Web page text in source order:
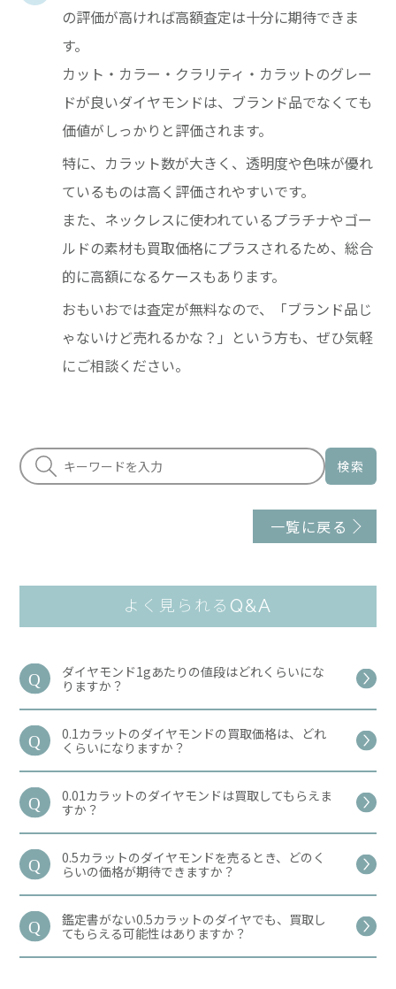
の評価が高ければ高額査定は十分に期待できま
す。
カット・カラー・クラリティ・カラットのグレー
ドが良いダイヤモンドは、ブランド品でなくても
価値がしっかりと評価されます。
特に、カラット数が大きく、透明度や色味が優れ
ているものは高く評価されやすいです。
また、ネックレスに使われているプラチナやゴー
ルドの素材も買取価格にプラスされるため、総合
的に高額になるケースもあります。
おもいおでは査定が無料なので、「ブランド品じ
ゃないけど売れるかな？」という方も、ぜひ気軽
にご相談ください。
検索
一覧に戻る
よく見られる Q&A
ダイヤモンド1gあたりの値段はどれくらいにな
りますか？
0.1カラットのダイヤモンドの買取価格は、どれ
くらいになりますか？
0.01カラットのダイヤモンドは買取してもらえま
すか？
0.5カラットのダイヤモンドを売るとき、どのく
らいの価格が期待できますか？
鑑定書がない0.5カラットのダイヤでも、買取し
てもらえる可能性はありますか？